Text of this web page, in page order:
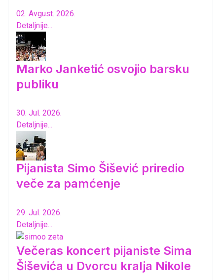
02. Avgust. 2026.
Detaljnije...
Marko Janketić osvojio barsku
publiku
30. Jul. 2026.
Detaljnije...
Pijanista Simo Šišević priredio
veče za pamćenje
29. Jul. 2026.
Detaljnije...
Večeras koncert pijaniste Sima
Šiševića u Dvorcu kralja Nikole